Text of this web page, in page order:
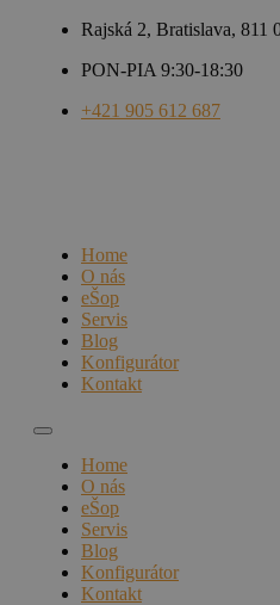
Rajská 2, Bratislava,
PON-PIA 9:30-18:30
+421 905 612 687
Home
O nás
eŠop
Servis
Blog
Konfigurátor
Kontakt
Home
O nás
eŠop
Servis
Blog
Konfigurátor
Kontakt